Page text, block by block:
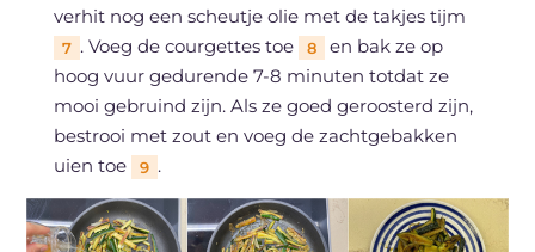
verhit nog een scheutje olie met de takjes tijm
7 . Voeg de courgettes toe 8
en bak ze op
hoog vuur gedurende 7-8 minuten totdat ze
mooi gebruind zijn. Als ze goed geroosterd zijn,
bestrooi met zout en voeg de zachtgebakken
uien toe
9 .